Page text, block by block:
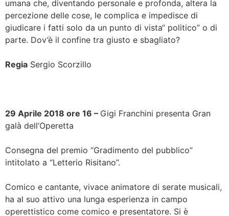
umana che, diventando personale e profonda, altera la
percezione delle cose, le complica e impedisce di
giudicare i fatti solo da un punto di vista“ politico” o di
parte. Dov’è il confine tra giusto e sbagliato?
Regia Sergio Scorzillo
29 Aprile 2018 ore 16 – Gigi Franchini presenta Gran
galà dell’Operetta
Consegna del premio “Gradimento del pubblico”
intitolato a “Letterio Risitano”.
Comico e cantante, vivace animatore di serate musicali,
ha al suo attivo una lunga esperienza in campo
operettistico come comico e presentatore. Si è